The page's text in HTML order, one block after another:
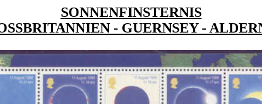
SONNENFINSTERNIS
- GUERNSEY -